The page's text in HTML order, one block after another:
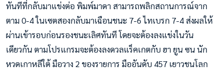
ทันทีที่กลับมาแข่งต่อ พิมพ์มาดา สามารถพลิกสถานการณ์จาก
ตาม 0-4 ในเซตสองกลับมาเฉือนชนะ 7-6 ไทเบรก 7-4 ส่งผลให้
ผ่านเข้ารอบก่อนรองชนะเลิศทันที โดยจะต้องลงแข่งในวัน
เดียวกัน ตามโปรแกรมจะต้องลงดวลแร็คเกตกับ ฮา ยูน ซน นัก
หวดเกาหลีใต้ มือวาง 2 ของรายการ มืออันดับ 457 เยาวชนโลก